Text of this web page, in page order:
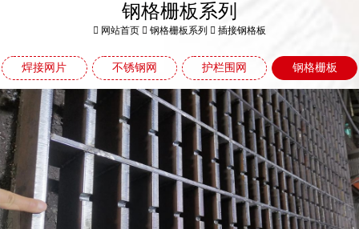
钢格栅板系列
网站首页 钢格栅板系列 插接钢格板
焊接网片 不锈钢网 护栏围网 钢格栅板